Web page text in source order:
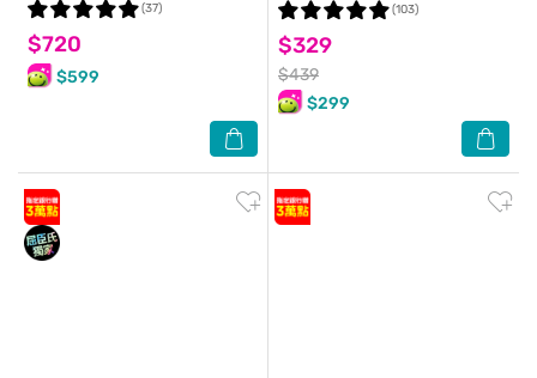
$720
$599
(37)
$329
$439
$299
(103)